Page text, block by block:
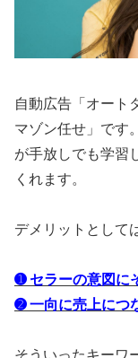
自動広告「オート
マゾン任せ」です
が手放しでも学習
くれます。
デメリットとして
➊ セラーの意図に
➋ 一向に売上につ
そういったキーワ